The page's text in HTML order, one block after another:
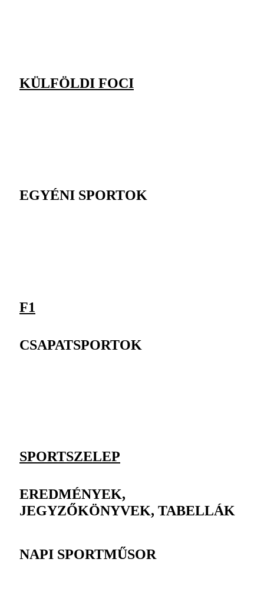
KÜLFÖLDI FOCI
EGYÉNI SPORTOK
F1
CSAPATSPORTOK
SPORTSZELEP
EREDMÉNYEK,
JEGYZŐKÖNYVEK, TABELLÁK
NAPI SPORTMŰSOR